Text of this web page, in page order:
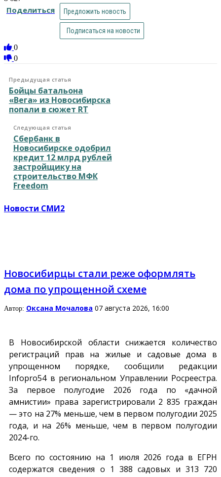
Поделиться Предложить новость
Подписаться на новости
0
0
Предыдущая статья
Бойцы батальона
«Вега» из Новосибирска
попали в сюжет RT
Следующая статья
Сбербанк в
Новосибирске одобрил
кредит 12 млрд рублей
застройщику на
строительство МФК
Freedom
Новости СМИ2
Новосибирцы стали реже оформлять
дома по упрощенной схеме
Автор: Оксана Мочалова 07 августа 2026, 16:00
В Новосибирской области снижается количество
регистраций прав на жилые и садовые дома в
упрощенном порядке, сообщили редакции
Infopro54в региональном Управлении Росреестра.
За первое полугодие 2026 года по «дачной
амнистии» права зарегистрировали 2 835 граждан
— это на 27% меньше, чем в первом полугодии 2025
года, и на 26% меньше, чем в первом полугодии
2024-го.
Всего по состоянию на 1 июля 2026 года в ЕГРН
содержатся сведения о 1 388 садовых и 313 720